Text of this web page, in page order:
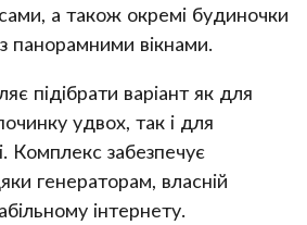
а також окремі будиночки
панорамними вікнами.
підібрати варіант як для
удвох, так і для
Комплекс забезпечує
генераторам, власній
інтернету.